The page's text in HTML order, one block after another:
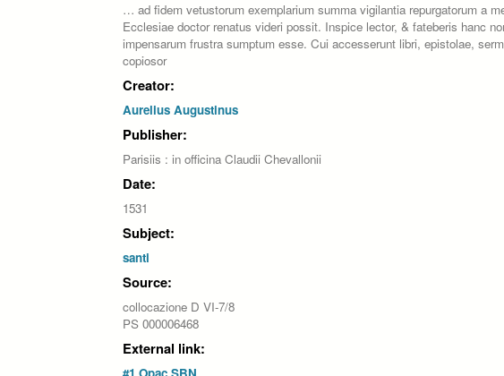
… ad fidem vetustorum exemplarium summa vigilantia repurgatorum a
Ecclesiae doctor renatus videri possit. Inspice lector, & fateberis hanc
impensarum frustra sumptum esse. Cui accesserunt libri, epistolae,
copiosor
Creator:
Aurelius Augustinus
Publisher:
Parisiis : in officina Claudii Chevallonii
Date:
1531
Subject:
santi
Source:
collocazione D VI-7/8
PS 000006468
External link: